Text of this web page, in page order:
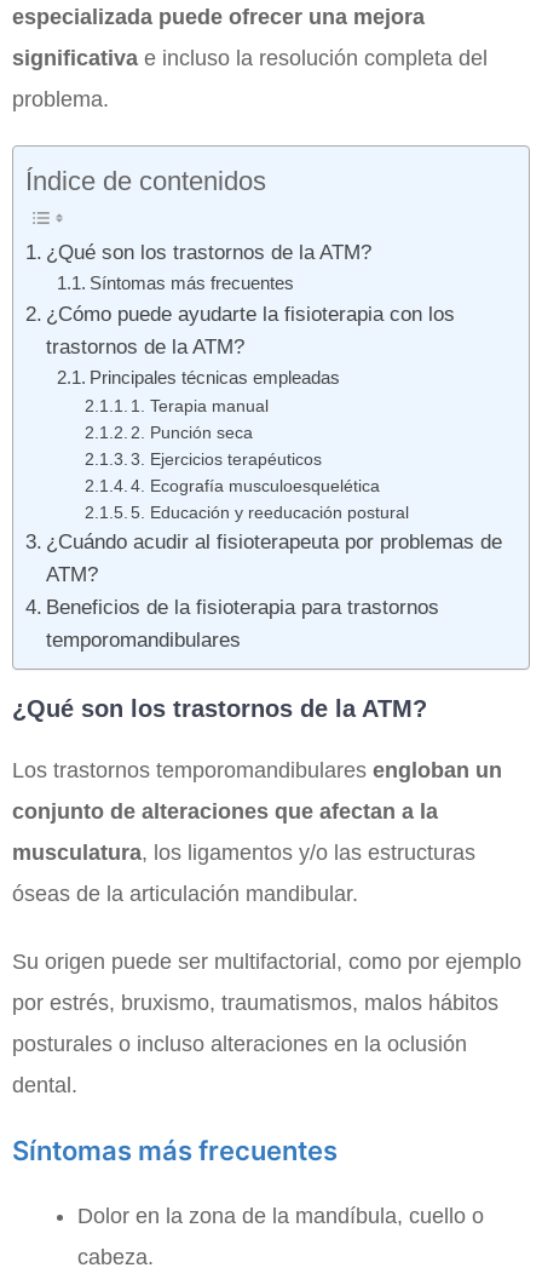
especializada puede ofrecer una mejora
significativa e incluso la resolución completa del
problema.
Índice de contenidos
¿Qué son los trastornos de la ATM?
Síntomas más frecuentes
¿Cómo puede ayudarte la fisioterapia con los
trastornos de la ATM?
Principales técnicas empleadas
1. Terapia manual
2. Punción seca
3. Ejercicios terapéuticos
4. Ecografía musculoesquelética
5. Educación y reeducación postural
¿Cuándo acudir al fisioterapeuta por problemas de
ATM?
Beneficios de la fisioterapia para trastornos
temporomandibulares
¿Qué son los trastornos de la ATM?
Los trastornos temporomandibulares engloban un
conjunto de alteraciones que afectan a la
musculatura, los ligamentos y/o las estructuras
óseas de la articulación mandibular.
Su origen puede ser multifactorial, como por ejemplo
por estrés, bruxismo, traumatismos, malos hábitos
posturales o incluso alteraciones en la oclusión
dental.
Síntomas más frecuentes
Dolor en la zona de la mandíbula, cuello o
cabeza.